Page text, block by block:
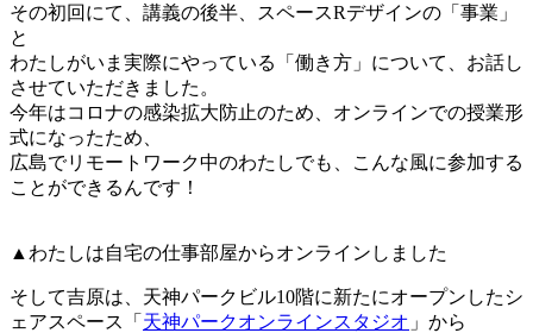
その初回にて、講義の後半、スペースRデザインの「事業」
と
わたしがいま実際にやっている「働き方」について、お話し
させていただきました。
今年はコロナの感染拡大防止のため、オンラインでの授業形
式になったため、
広島でリモートワーク中のわたしでも、こんな風に参加する
ことができるんです！
▲わたしは自宅の仕事部屋からオンラインしました
そして吉原は、天神パークビル10階に新たにオープンしたシ
ェアスペース「 天神パークオンラインスタジオ 」から